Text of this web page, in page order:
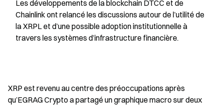
Les développements de la blockchain DTCC et de
Chainlink ont relancé les discussions autour de l’utilité de
la XRPL et d’une possible adoption institutionnelle à
travers les systèmes d’infrastructure financière.
XRP est revenu au centre des préoccupations après
qu’EGRAG Crypto a partagé un graphique macro sur deux